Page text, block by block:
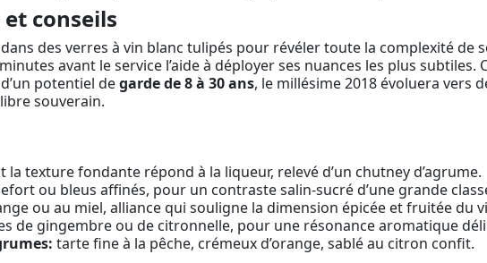
conseils
dans des verres à vin blanc tulipés pour révéler toute la complexité de
avant le service l’aide à déployer ses nuances les plus subtiles.
potentiel degarde de 8 à 30 ans, le millésime 2018 évoluera vers
souverain.
texture fondante répond à la liqueur, relevé d’un chutney d’agrume.
ou bleus affinés, pour un contraste salin-sucré d’une grande
ou au miel, alliance qui souligne la dimension épicée et fruitée du
de gingembre ou de citronnelle, pour une résonance aromatique
tarte fine à la pêche, crémeux d’orange, sablé au citron confit.